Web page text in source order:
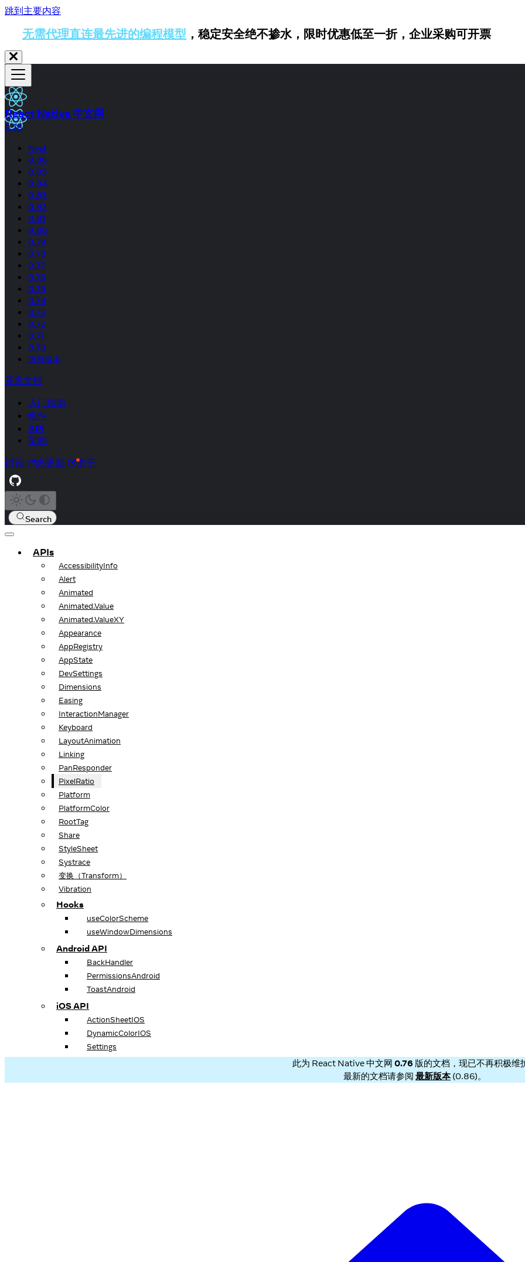
跳到主要内容
无需代理直连最先进的编程模型 ，稳定安全绝不掺水，限时优惠低至一折，企业采购可开票
React Native 中文网
0.76
Next
0.86
0.85
0.84
0.83
0.82
0.81
0.80
0.79
0.78
0.77
0.76
0.75
0.74
0.73
0.72
0.71
0.70
所有版本
开发文档
入门指南
组件
API
架构
讨论 热更新 关于
Search
APIs
AccessibilityInfo
Alert
Animated
Animated.Value
Animated.ValueXY
Appearance
AppRegistry
AppState
DevSettings
Dimensions
Easing
InteractionManager
Keyboard
LayoutAnimation
Linking
PanResponder
PixelRatio
Platform
PlatformColor
RootTag
Share
StyleSheet
Systrace
变换（Transform）
Vibration
Hooks
useColorScheme
useWindowDimensions
Android API
BackHandler
PermissionsAndroid
ToastAndroid
iOS API
ActionSheetIOS
DynamicColorIOS
Settings
此为 React Native 中文网 0.76 版的文档，现已不再积极维
最新的文档请参阅 最新版本(0.86)。